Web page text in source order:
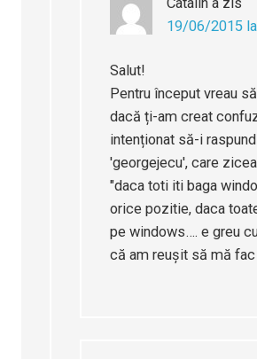
19/06/2015
Salut!
Pentru început vreau
dacă ți-am creat
intenționat să-i
'georgejecu', care
"daca toti iti baga
orice pozitie, daca
pe windows…. e greu
că am reușit să mă